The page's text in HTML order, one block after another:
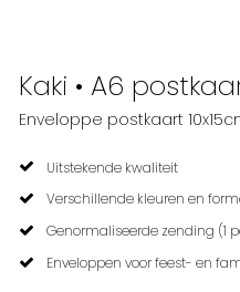
Kaki • A6
Enveloppe postkaart
Uitstekende kwaliteit
Verschillende kleuren en
Genormaliseerde zending (1
Enveloppen voor feest- en